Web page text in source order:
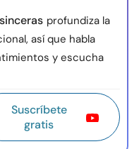
profundiza la
así que habla
y escucha
Suscríbete
gratis